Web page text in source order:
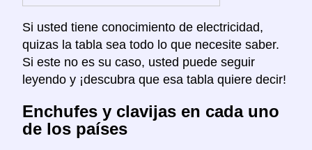
Si usted tiene conocimiento de electricidad,
quizas la tabla sea todo lo que necesite saber.
Si este no es su caso, usted puede seguir
leyendo y ¡descubra que esa tabla quiere decir!
Enchufes y clavijas en cada uno
de los países